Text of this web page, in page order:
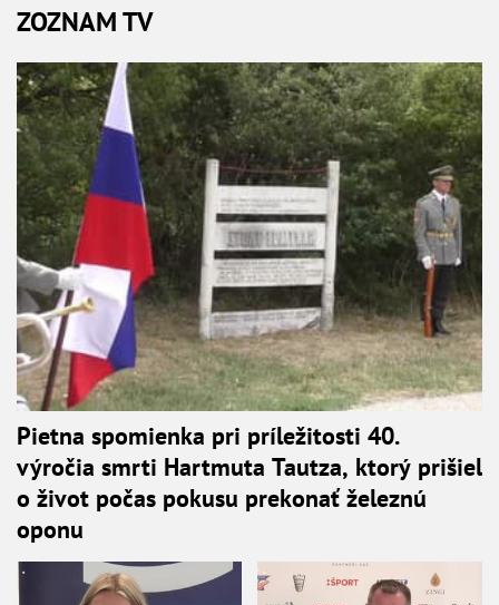
ZOZNAM TV
Pietna spomienka pri príležitosti 40.
výročia smrti Hartmuta Tautza, ktorý prišiel
o život počas pokusu prekonať železnú
oponu